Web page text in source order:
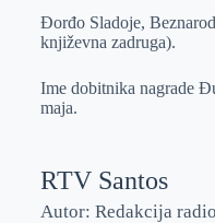
Đorđo Sladoje,
književna zadruga).
Ime dobitnika nagrade
maja.
RTV Santos
Autor: Redakcija